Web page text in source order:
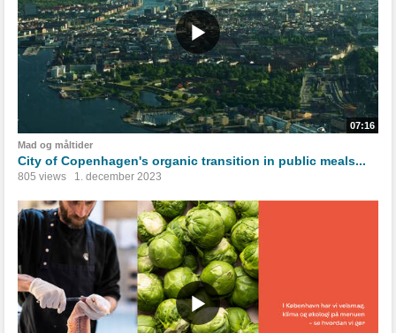
07:16
Mad og måltider
City of Copenhagen's organic transition in public meals...
805 views 1. december 2023